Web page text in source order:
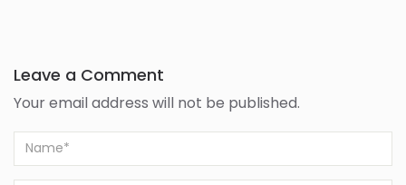
Leave a Comment
Your email address will not be published.